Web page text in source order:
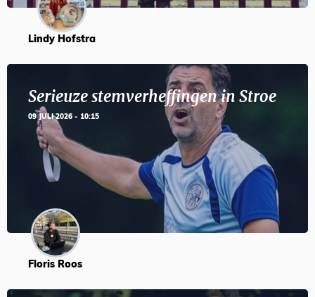
Lindy Hofstra
Serieuze stemverheffingen in Stroe
09 JULI 2026 - 10:15
Floris Roos